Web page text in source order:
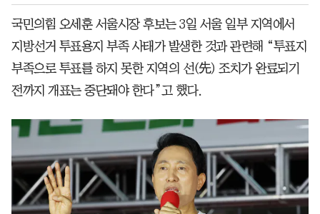
국민의힘 오세훈 서울시장 후보는 3일 서울 일부 지역에서
지방선거 투표용지 부족 사태가 발생한 것과 관련해 “투표지
부족으로 투표를 하지 못한 지역의 선(先) 조치가 완료되기
전까지 개표는 중단돼야 한다”고 했다.